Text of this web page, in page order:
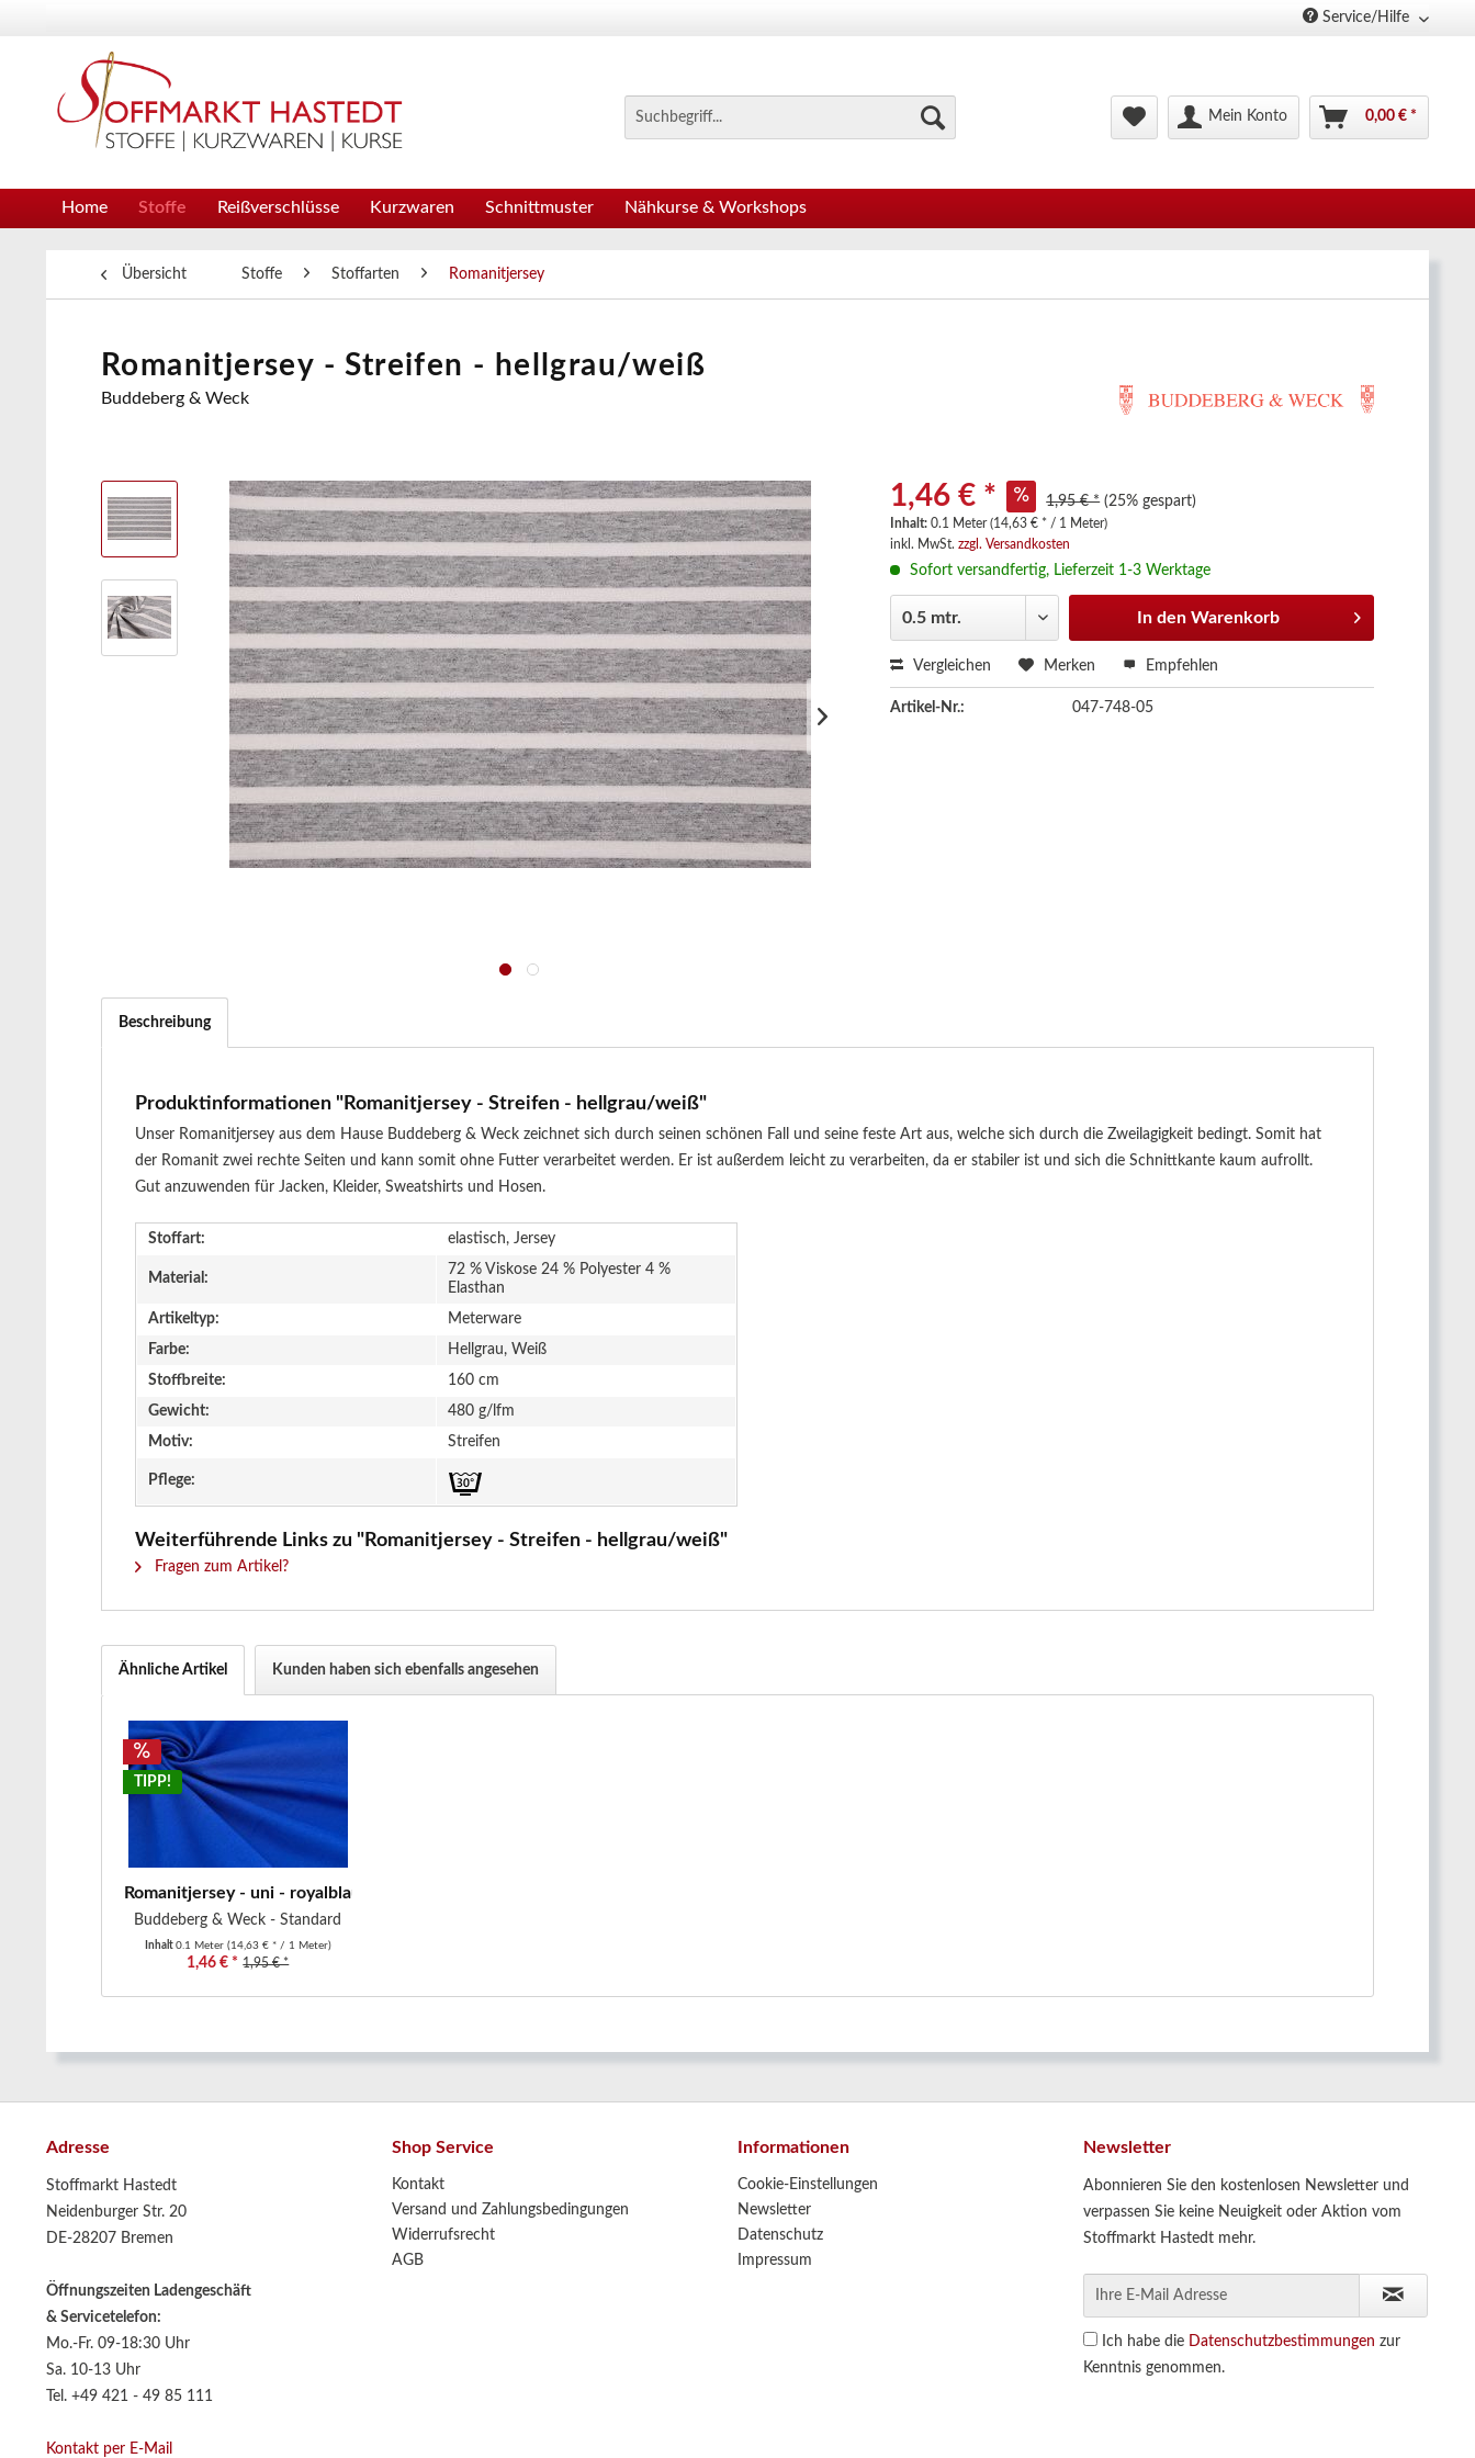
Service/Hilfe
Mein Konto 0,00 € *
Home Stoffe Reißverschlüsse Kurzwaren Schnittmuster Nähkurse & Workshops
Übersicht Stoffe Stoffarten Romanitjersey
Romanitjersey - Streifen - hellgrau/weiß
Buddeberg & Weck
1,46 € * 1,95 € * (25% gespart)
Inhalt:0.1 Meter (14,63 € * / 1 Meter)
inkl. MwSt.zzgl. Versandkosten
Sofort versandfertig, Lieferzeit 1-3 Werktage
In den Warenkorb
Vergleichen Merken Empfehlen
Artikel-Nr.: 047-748-05
Beschreibung
Produktinformationen "Romanitjersey - Streifen - hellgrau/weiß"
Unser Romanitjersey aus dem Hause Buddeberg & Weck zeichnet sich durch seinen schönen Fall und seine feste Art aus, welche sich durch die Zweilagigkeit bedingt. Somit hat
der Romanit zwei rechte Seiten und kann somit ohne Futter verarbeitet werden. Er ist außerdem leicht zu verarbeiten, da er stabiler ist und sich die Schnittkante kaum aufrollt.
Gut anzuwenden für Jacken, Kleider, Sweatshirts und Hosen.
Stoffart: elastisch, Jersey
Material:
72 % Viskose 24 % Polyester 4 %
Elasthan
Artikeltyp:
Meterware
Farbe:
Hellgrau, Weiß
Stoffbreite:
160 cm
Gewicht:
480 g/lfm
Motiv:
Streifen
Pflege:
Weiterführende Links zu "Romanitjersey - Streifen - hellgrau/weiß"
Fragen zum Artikel?
Ähnliche Artikel Kunden haben sich ebenfalls angesehen
TIPP!
Romanitjersey - uni - royalblau
Buddeberg & Weck - Standard
Inhalt 0.1 Meter (14,63 € * / 1 Meter)
1,46 € * 1,95 € *
Adresse
Stoffmarkt Hastedt
Neidenburger Str. 20
DE-28207 Bremen
Öffnungszeiten Ladengeschäft
& Servicetelefon:
Mo.-Fr. 09-18:30 Uhr
Sa. 10-13 Uhr
Tel. +49 421 - 49 85 111
Kontakt per E-Mail
Shop Service
Kontakt
Versand und Zahlungsbedingungen
Widerrufsrecht
AGB
Informationen
Cookie-Einstellungen
Newsletter
Datenschutz
Impressum
Newsletter
Abonnieren Sie den kostenlosen Newsletter und
verpassen Sie keine Neuigkeit oder Aktion vom
Stoffmarkt Hastedt mehr.
Ich habe die Datenschutzbestimmungen zur
Kenntnis genommen.